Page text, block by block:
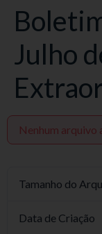
Julho
Nenhum arquivo
Tamanho do
Data de Criação